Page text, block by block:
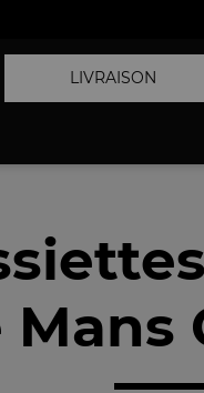
LIVRAISON